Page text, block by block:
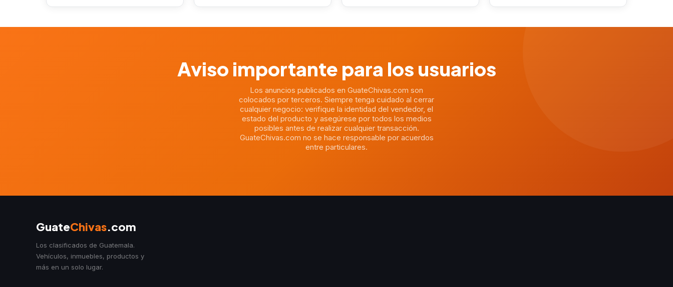
Aviso importante para los usuarios
Los anuncios publicados en GuateChivas.com son
colocados por terceros. Siempre tenga cuidado al cerrar
cualquier negocio: verifique la identidad del vendedor, el
estado del producto y asegúrese por todos los medios
posibles antes de realizar cualquier transacción.
GuateChivas.com no se hace responsable por acuerdos
entre particulares.
GuateChivas.com
Los clasificados de Guatemala.
Vehículos, inmuebles, productos y
más en un solo lugar.